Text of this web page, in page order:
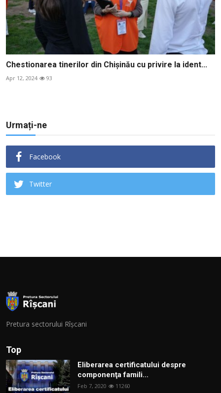
Chestionarea tinerilor din Chișinău cu privire la ident...
Apr 12, 2024 93
Urmați-ne
Facebook
Twitter
Pretura sectorului Rîșcani
Top
Eliberarea certificatului despre
componenţa famili...
Feb 7, 2020 11260